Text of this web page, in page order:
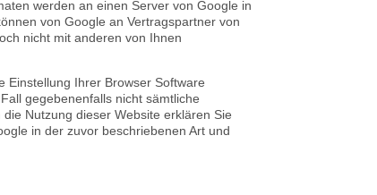
werden an einen Server von Google in
von Google an Vertragspartner von
nicht mit anderen von Ihnen
Einstellung Ihrer Browser Software
gegebenenfalls nicht sämtliche
Nutzung dieser Website erklären Sie
in der zuvor beschriebenen Art und